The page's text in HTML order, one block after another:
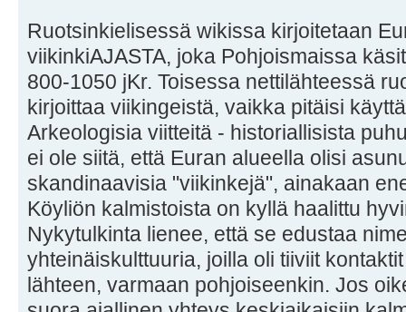
Ruotsinkielisessä wikissa kirjoitetaan
viikinkiAJASTA, joka Pohjoismaissa
800-1050 jKr. Toisessa nettilähteessä
kirjoittaa viikingeistä, vaikka pitäisi
Arkeologisia viitteitä - historiallisista
ei ole siitä, että Euran alueella olisi
skandinaavisia "viikinkejä", ainakaan
Köyliön kalmistoista on kyllä haalittu
Nykytulkinta lienee, että se edustaa
yhteinäiskulttuuria, joilla oli tiiviit
lähteen, varmaan pohjoiseenkin. Jos